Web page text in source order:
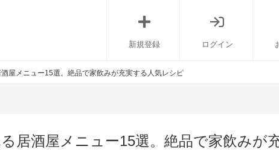
新規登録 ログイン
屋メニュー15選。絶品で家飲みが充実する人気レシピ
居酒屋メニュー15選。絶品で家飲みが